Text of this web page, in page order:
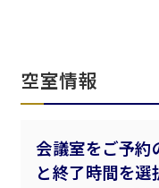
空室情報
会議室をご予約
と終了時間を選